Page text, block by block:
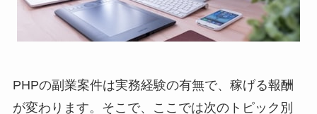
PHPの副業案件は実務経験の有無で、稼げる報酬
が変わります。そこで、ここでは次のトピック別